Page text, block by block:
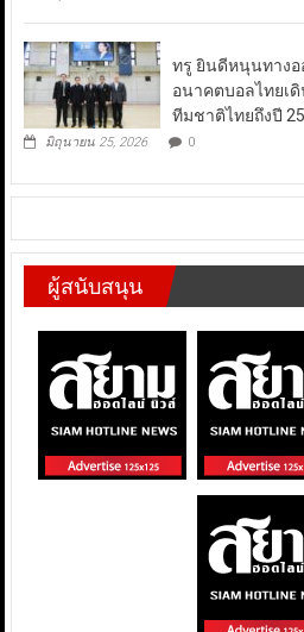
ทรู ยินดีหนุนทางอ
อนาคตบอลไทยเ
ทีมชาติไทยถึงปี
มิถุนายน 25, 2026 0
ผู้สนับสนุน